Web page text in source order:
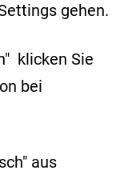
gehen.
klicken Sie
bei
aus